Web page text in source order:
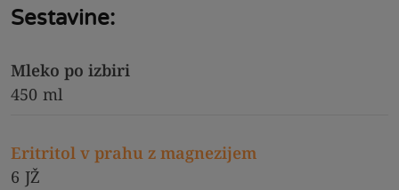
Sestavine:
Mleko po izbiri
450 ml
Eritritol v prahu z magnezijem
6 JŽ